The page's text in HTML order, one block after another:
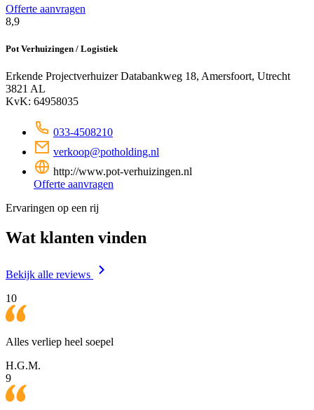
Offerte aanvragen
8,9
Pot Verhuizingen / Logistiek
Erkende ProjectverhuizerDatabankweg 18, Amersfoort, Utrecht
3821 AL
KvK: 64958035
033-4508210
verkoop@potholding.nl
http://www.pot-verhuizingen.nl
Offerte aanvragen
Ervaringen op een rij
Wat klanten vinden
Bekijk alle reviews
10
Alles verliep heel soepel
H.G.M.
9